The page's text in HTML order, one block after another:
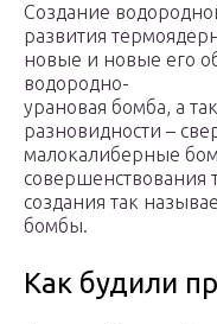
Создание
развития
новые и новые его
водородно-
урановая бомба, а
разновидности –
малокалиберные
совершенствования
создания так
бомбы.
Как будили